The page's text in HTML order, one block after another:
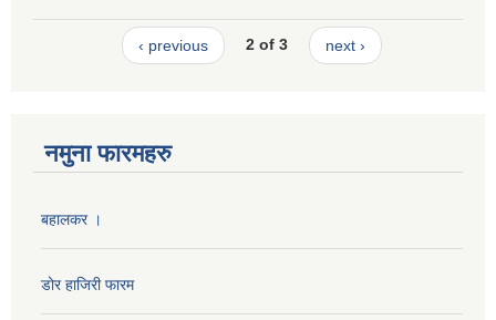
‹ previous 2 of 3 next ›
नमुना फारमहरु
बहालकर ।
डोर हाजिरी फारम